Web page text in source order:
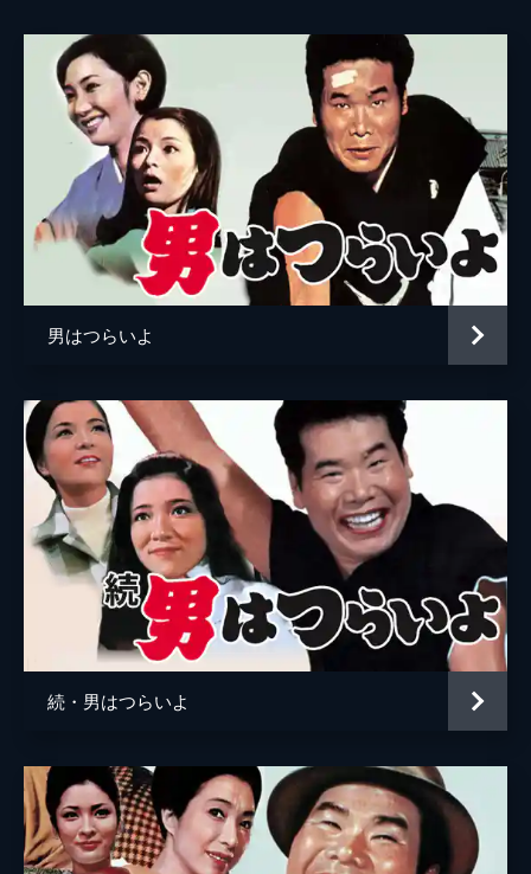
関敬六
イッセー尾形
戸川純
笹野高史
夏木マリ
笠智衆
監督
朝間義隆
原作 山田洋次
音楽 山本直純
製作
男はつらいよ
続・男はつらいよ